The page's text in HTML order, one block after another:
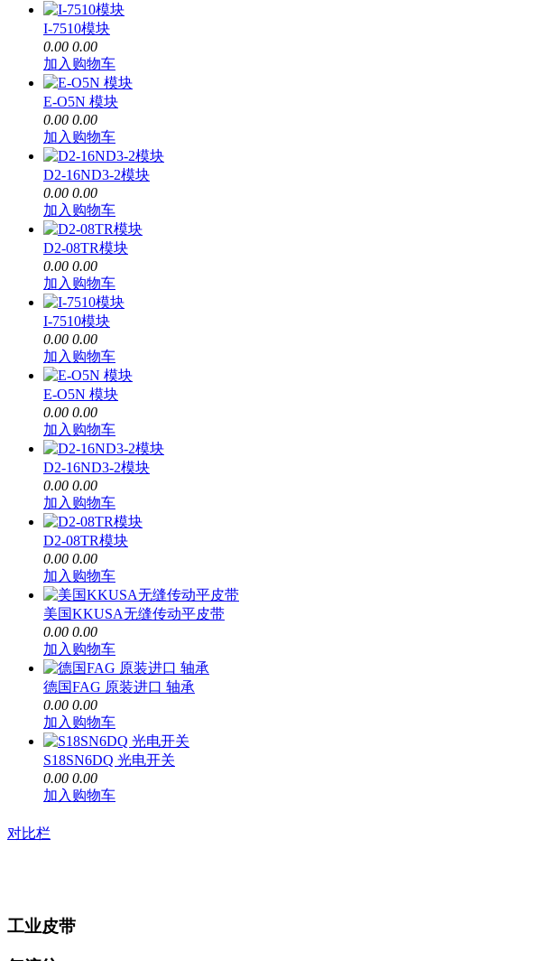
I-7510模块
0.00 0.00
加入购物车
E-O5N 模块
0.00 0.00
加入购物车
D2-16ND3-2模块
0.00 0.00
加入购物车
D2-08TR模块
0.00 0.00
加入购物车
I-7510模块
0.00 0.00
加入购物车
E-O5N 模块
0.00 0.00
加入购物车
D2-16ND3-2模块
0.00 0.00
加入购物车
D2-08TR模块
0.00 0.00
加入购物车
美国KKUSA无缝传动平皮带
0.00 0.00
加入购物车
德国FAG 原装进口 轴承
0.00 0.00
加入购物车
S18SN6DQ 光电开关
0.00 0.00
加入购物车
对比栏
工业皮带